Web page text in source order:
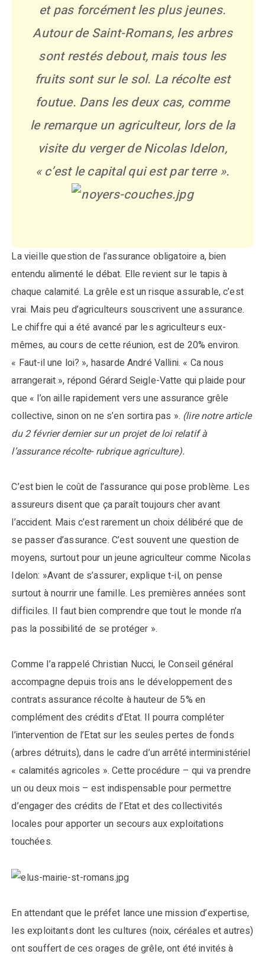
et pas forcément les plus jeunes.
Autour de Saint-Romans, les arbres
sont restés debout, mais tous les
fruits sont sur le sol. La récolte est
foutue. Dans les deux cas, comme
le remarque un agriculteur, lors de la
visite du verger de Nicolas Idelon,
« c’est le capital qui est par terre ».
La vieille question de l’assurance obligatoire a, bien
entendu alimenté le débat. Elle revient sur le tapis à
chaque calamité. La grêle est un risque assurable, c’est
vrai. Mais peu d’agriculteurs souscrivent une assurance.
Le chiffre qui a été avancé par les agriculteurs eux-
mêmes, au cours de cette réunion, est de 20% environ.
« Faut-il une loi? », hasarde André Vallini. « Ca nous
arrangerait », répond Gérard Seigle-Vatte qui plaide pour
que « l’on aille rapidement vers une assurance grêle
collective, sinon on ne s’en sortira pas ». (lire notre article
du 2 février dernier sur un projet de loi relatif à
l’assurance récolte- rubrique agriculture).
C’est bien le coût de l’assurance qui pose problème. Les
assureurs disent que ça paraît toujours cher avant
l’accident. Mais c’est rarement un choix délibéré que de
se passer d’assurance. C’est souvent une question de
moyens, surtout pour un jeune agriculteur comme Nicolas
Idelon: »Avant de s’assurer, explique t-il, on pense
surtout à nourrir une famille. Les premières années sont
difficiles. Il faut bien comprendre que tout le monde n’a
pas la possibilité de se protéger ».
Comme l’a rappelé Christian Nucci, le Conseil général
accompagne depuis trois ans le développement des
contrats assurance récolte à hauteur de 5% en
complément des crédits d’Etat. Il pourra compléter
l’intervention de l’Etat sur les seules pertes de fonds
(arbres détruits), dans le cadre d’un arrêté interministériel
« calamités agricoles ». Cette procédure – qui va prendre
un ou deux mois – est indispensable pour permettre
d’engager des crédits de l’Etat et des collectivités
locales pour apporter un secours aux exploitations
touchées.
En attendant que le préfet lance une mission d’expertise,
les exploitants dont les cultures (noix, céréales et autres)
ont souffert de ces orages de grêle, ont été invités à